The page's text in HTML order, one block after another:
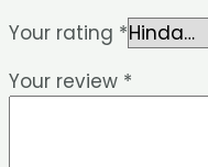
Your rating *
Your review *